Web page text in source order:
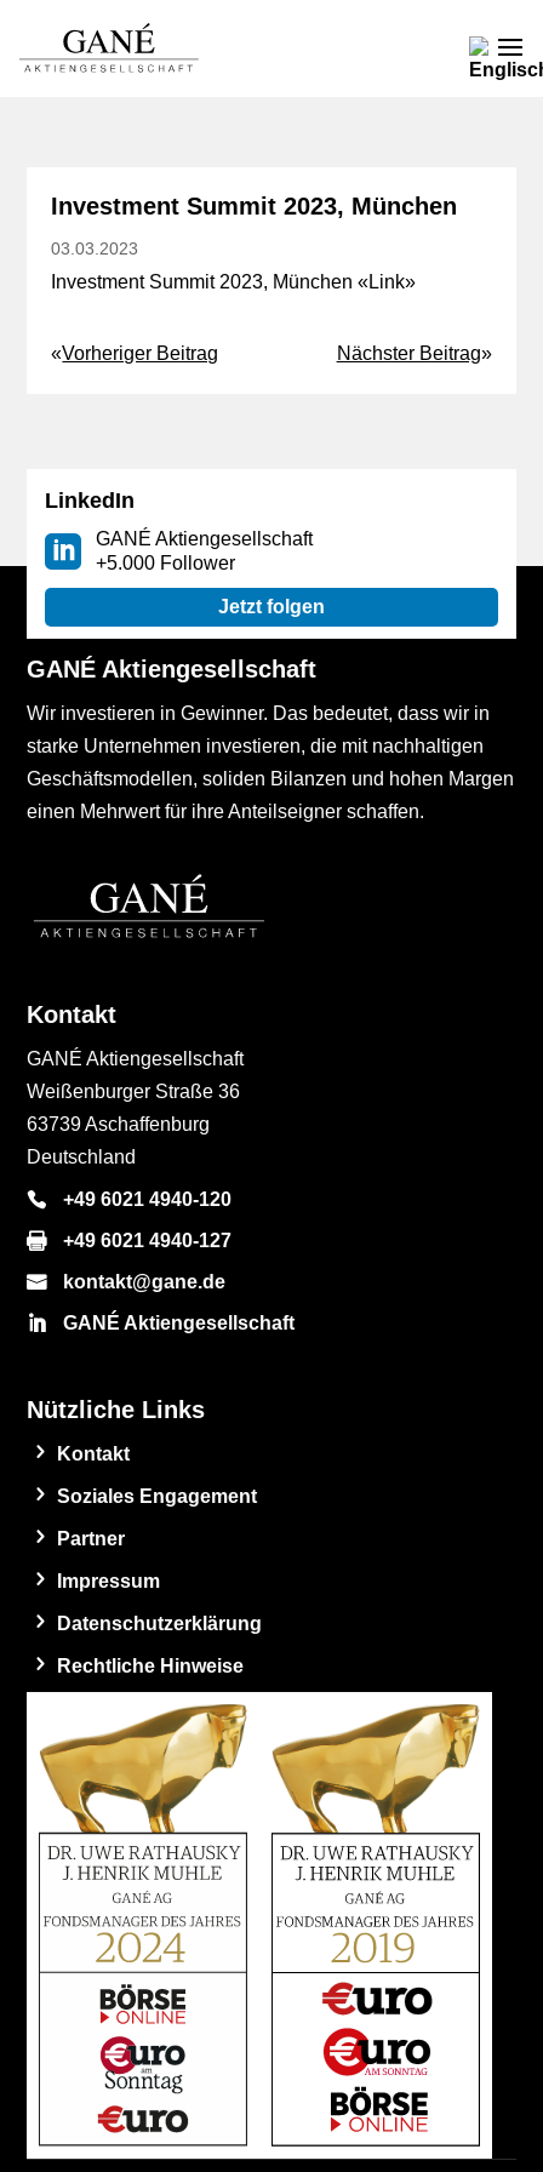
Investment Summit 2023, München
03.03.2023
Investment Summit 2023, München «Link»
«Vorheriger Beitrag Nächster Beitrag»
LinkedIn
GANÉ Aktiengesellschaft
+5.000 Follower
Jetzt folgen
GANÉ Aktiengesellschaft
Wir investieren in Gewinner. Das bedeutet, dass wir in
starke Unternehmen investieren, die mit nachhaltigen
Geschäftsmodellen, soliden Bilanzen und hohen Margen
einen Mehrwert für ihre Anteilseigner schaffen.
Kontakt
GANÉ Aktiengesellschaft
Weißenburger Straße 36
63739 Aschaffenburg
Deutschland
+49 6021 4940-120
+49 6021 4940-127
kontakt@gane.de
GANÉ Aktiengesellschaft
Nützliche Links
Kontakt
Soziales Engagement
Partner
Impressum
Datenschutzerklärung
Rechtliche Hinweise